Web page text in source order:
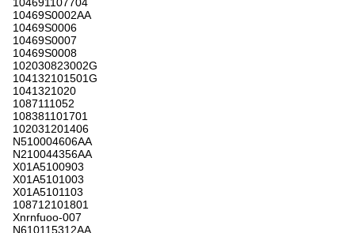
10469S0002AA
10469S0006
10469S0007
10469S0008
102030823002G
104132101501G
1041321020
1087111052
108381101701
102031201406
N510004606AA
N210044356AA
X01A5100903
X01A5101003
X01A5101103
108712101801
Xnrnfuoo-007
N610115312AA